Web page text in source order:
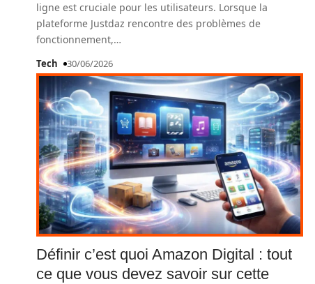
ligne est cruciale pour les utilisateurs. Lorsque la
plateforme Justdaz rencontre des problèmes de
fonctionnement,…
Tech 30/06/2026
Définir c’est quoi Amazon Digital : tout
ce que vous devez savoir sur cette